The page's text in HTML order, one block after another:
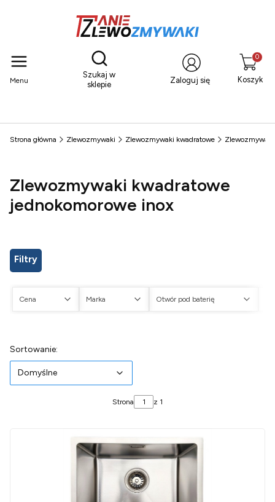
Menu
Otwórz wyszukiwarkę
Szukaj w
sklepie
Zaloguj się Koszyk
Strona główna Zlewozmywaki Zlewozmywaki kwadratowe Zlewozmywaki
Zlewozmywaki kwadratowe
jednokomorowe inox
Filtry
Cena Marka Otwór pod baterię
Lista produktów
Sortowanie:
Domyślne
Strona z 1